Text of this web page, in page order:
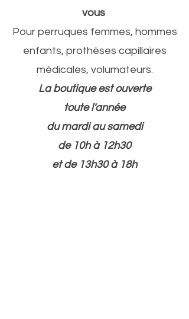
vous
Pour perruques femmes, hommes
enfants, prothèses capillaires
médicales, volumateurs.
La boutique est ouverte
toute l'année
du mardi au samedi
de 10h à 12h30
et de 13h30 à 18h